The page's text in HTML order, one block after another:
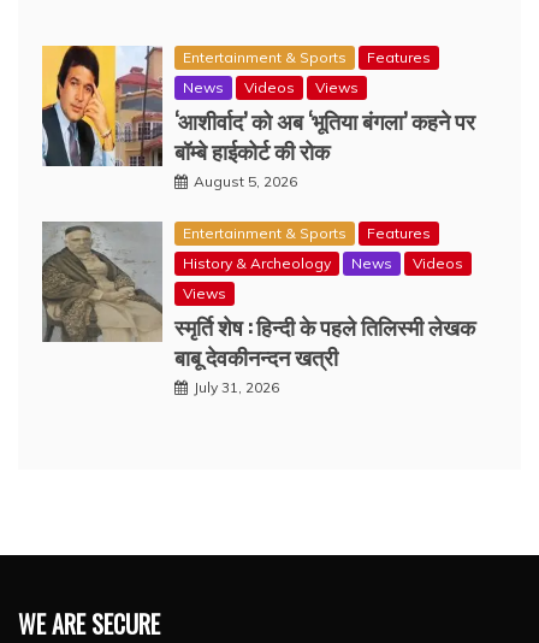
Entertainment & Sports
Features
News
Videos Views
‘आशीर्वाद’ को अब ‘भूतिया बंगला’ कहने पर
बॉम्बे हाईकोर्ट की रोक
August 5, 2026
Entertainment & Sports
Features
History & Archeology
News
Videos
Views
स्मृर्ति शेष : हिन्दी के पहले तिलिस्मी लेखक
बाबू देवकीनन्दन खत्री
July 31, 2026
WE ARE SECURE